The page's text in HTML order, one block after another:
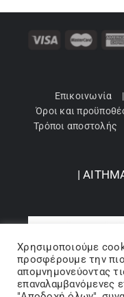
Επικοινωνία
Όροι και
Τρόποι αποστολής
|
Χρησιμοποιούμε
προσφέρουμε την
απομνημονεύοντας
επαναλαμβανόμενες